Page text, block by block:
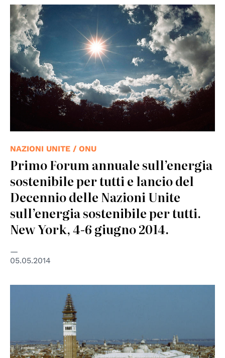
© UNPhoto
NAZIONI UNITE / ONU
Primo Forum annuale sull’energia
sostenibile per tutti e lancio del
Decennio delle Nazioni Unite
sull’energia sostenibile per tutti.
New York, 4-6 giugno 2014.
05.05.2014